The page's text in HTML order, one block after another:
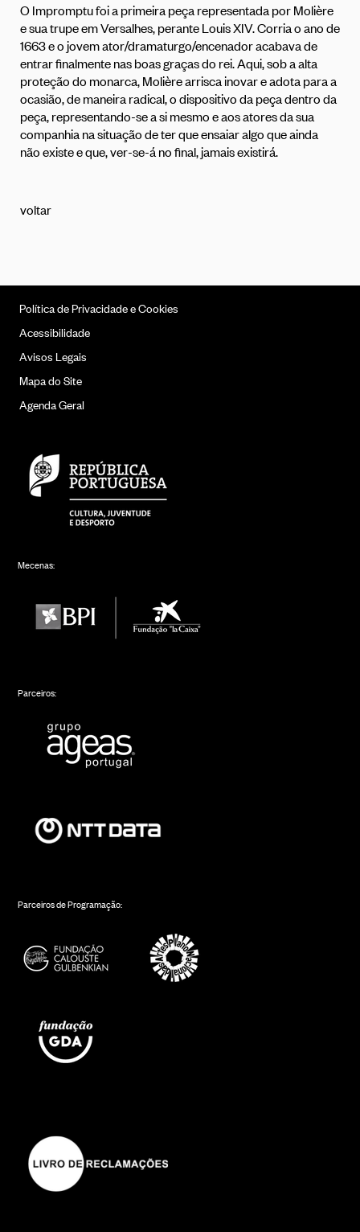
O Impromptu foi a primeira peça representada por Molière
e sua trupe em Versalhes, perante Louis XIV. Corria o ano de
1663 e o jovem ator/dramaturgo/encenador acabava de
entrar finalmente nas boas graças do rei. Aqui, sob a alta
proteção do monarca, Molière arrisca inovar e adota para a
ocasião, de maneira radical, o dispositivo da peça dentro da
peça, representando-se a si mesmo e aos atores da sua
companhia na situação de ter que ensaiar algo que ainda
não existe e que, ver-se-á no final, jamais existirá.
voltar
Política de Privacidade e Cookies
Acessibilidade
Avisos Legais
Mapa do Site
Agenda Geral
Mecenas:
Parceiros:
Parceiros de Programação: